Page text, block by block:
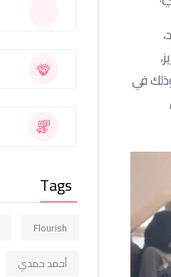
في
Tags
Flourish
أحمد حمدي